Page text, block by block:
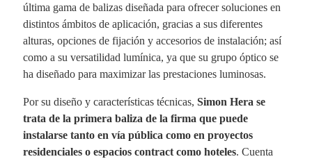
última gama de balizas diseñada para ofrecer soluciones en
distintos ámbitos de aplicación, gracias a sus diferentes
alturas, opciones de fijación y accesorios de instalación; así
como a su versatilidad lumínica, ya que su grupo óptico se
ha diseñado para maximizar las prestaciones luminosas.
Por su diseño y características técnicas, Simon Hera se
trata de la primera baliza de la firma que puede
instalarse tanto en vía pública como en proyectos
residenciales o espacios contract como hoteles. Cuenta